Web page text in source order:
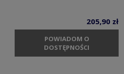
205,90 zł
POWIADOM O
DOSTĘPNOŚCI